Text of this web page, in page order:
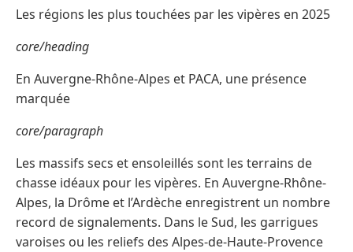
Les régions les plus touchées par les vipères en 2025
core/heading
En Auvergne-Rhône-Alpes et PACA, une présence
marquée
core/paragraph
Les massifs secs et ensoleillés sont les terrains de
chasse idéaux pour les vipères. En Auvergne-Rhône-
Alpes, la Drôme et l’Ardèche enregistrent un nombre
record de signalements. Dans le Sud, les garrigues
varoises ou les reliefs des Alpes-de-Haute-Provence